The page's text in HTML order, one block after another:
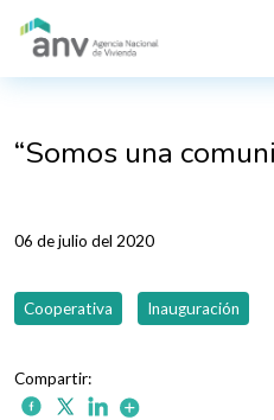
Pasar al contenido principal
“Somos una
06 de julio del 2020
Cooperativa Inauguración